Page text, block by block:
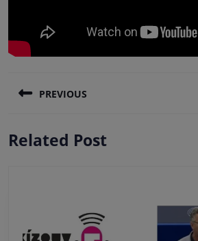
άρθρων
PREVIOUS
post:
Related Post